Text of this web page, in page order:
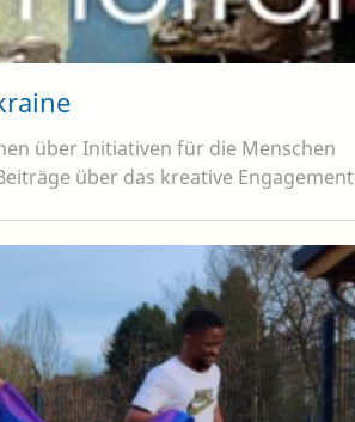
über Initiativen für die Menschen
über das kreative Engagement